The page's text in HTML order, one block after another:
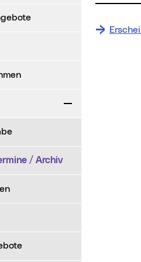
Zuklappen
/ Archiv(aktueller